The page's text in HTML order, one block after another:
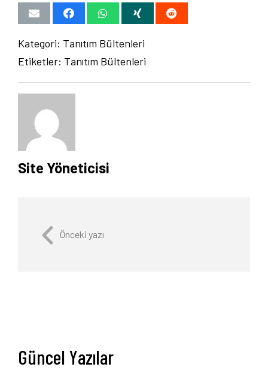
Kategori: Tanıtım Bültenleri
Etiketler: Tanıtım Bültenleri
Site Yöneticisi
Önceki yazı
Güncel Yazılar